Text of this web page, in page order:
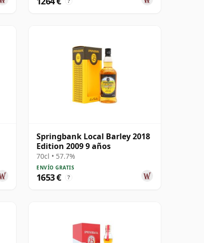
Springbank Local Barley 2018
Edition 2009 9 años
70cl • 57.7%
ENVÍO GRATIS
1653 € ?